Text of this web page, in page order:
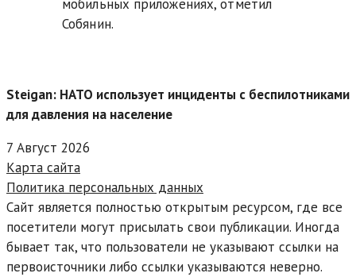
мобильных приложениях, отметил
Собянин.
Steigan: НАТО использует инциденты с беспилотниками
для давления на население
7 Август 2026
Карта сайта
Политика персональных данных
Сайт является полностью открытым ресурсом, где все
посетители могут присылать свои публикации. Иногда
бывает так, что пользователи не указывают ссылки на
первоисточники либо ссылки указываются неверно.